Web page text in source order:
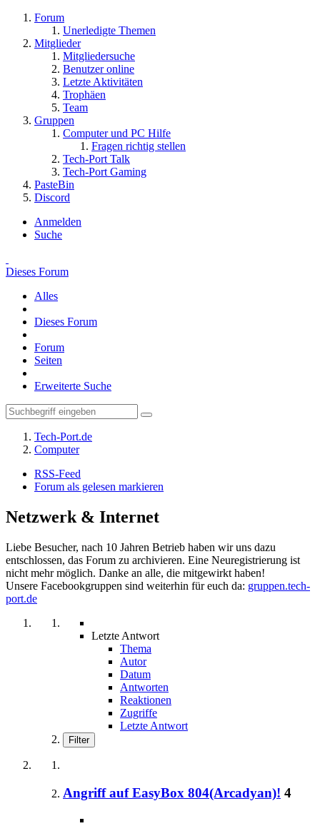
Forum
Unerledigte Themen
Mitglieder
Mitgliedersuche
Benutzer online
Letzte Aktivitäten
Trophäen
Team
Gruppen
Computer und PC Hilfe
Fragen richtig stellen
Tech-Port Talk
Tech-Port Gaming
PasteBin
Discord
Anmelden
Suche
Dieses Forum
Alles
Dieses Forum
Forum
Seiten
Erweiterte Suche
Tech-Port.de
Computer
RSS-Feed
Forum als gelesen markieren
Netzwerk & Internet
Liebe Besucher, nach 10 Jahren Betrieb haben wir uns dazu
entschlossen, das Forum zu archivieren. Eine Neuregistrierung ist
nicht mehr möglich. Danke an alle, die mitgewirkt haben!
Unsere Facebookgruppen sind weiterhin für euch da: gruppen.tech-
port.de
Letzte Antwort
Thema
Autor
Datum
Antworten
Reaktionen
Zugriffe
Letzte Antwort
Filter
Angriff auf EasyBox 804(Arcadyan)! 4